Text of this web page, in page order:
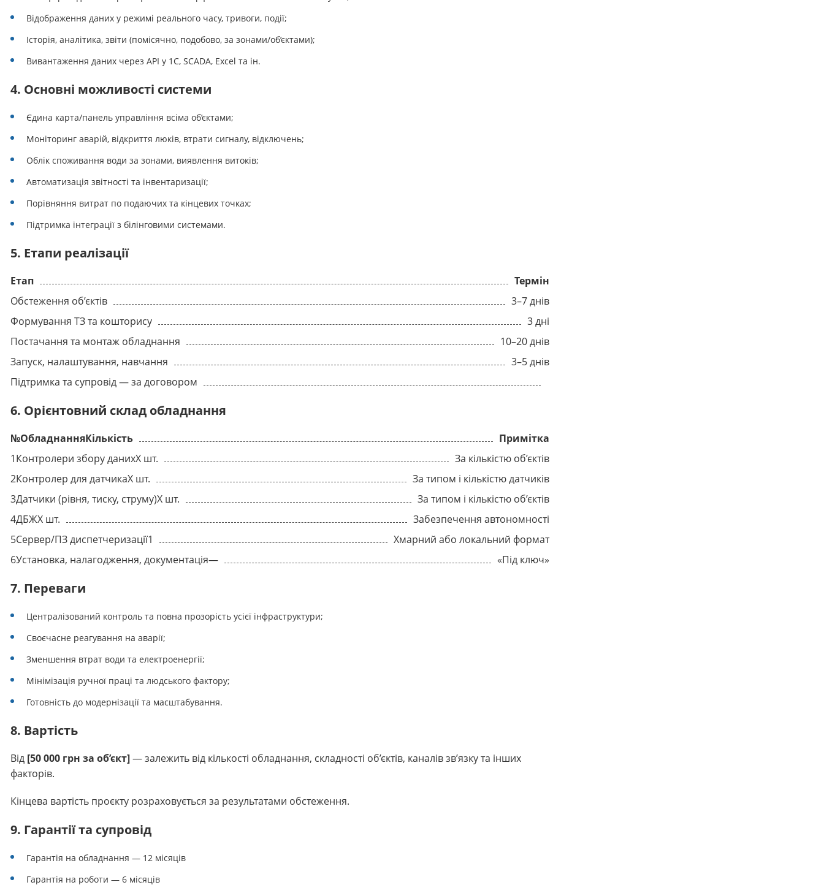
Відображення даних у режимі реального часу, тривоги, події;
Історія, аналітика, звіти (помісячно, подобово, за зонами/об’єктами);
Вивантаження даних через API у 1С, SCADA, Excel та ін.
4. Основні можливості системи
Єдина карта/панель управління всіма об’єктами;
Моніторинг аварій, відкриття люків, втрати сигналу, відключень;
Облік споживання води за зонами, виявлення витоків;
Автоматизація звітності та інвентаризації;
Порівняння витрат по подаючих та кінцевих точках;
Підтримка інтеграції з білінговими системами.
5. Етапи реалізації
Етап
Термін
Обстеження об’єктів
3–7 днів
Формування ТЗ та кошторису
3 дні
Постачання та монтаж обладнання
10–20 днів
Запуск, налаштування, навчання
3–5 днів
Підтримка та супровід — за договором
6. Орієнтовний склад обладнання
№ОбладнанняКількість
Примітка
1Контролери збору данихX шт.
За кількістю об’єктів
2Контролер для датчикаX шт.
За типом і кількістю датчиків
3Датчики (рівня, тиску, струму)X шт.
За типом і кількістю об’єктів
4ДБЖX шт.
Забезпечення автономності
5Сервер/ПЗ диспетчеризації1
Хмарний або локальний формат
6Установка, налагодження, документація— «Під ключ»
7. Переваги
Централізований контроль та повна прозорість усієї інфраструктури;
Своєчасне реагування на аварії;
Зменшення втрат води та електроенергії;
Мінімізація ручної праці та людського фактору;
Готовність до модернізації та масштабування.
8. Вартість
Від [50 000 грн за об’єкт]— залежить від кількості обладнання, складності об’єктів, каналів зв’язку та інших
факторів.
Кінцева вартість проєкту розраховується за результатами обстеження.
9. Гарантії та супровід
Гарантія на обладнання — 12 місяців
Гарантія на роботи — 6 місяців